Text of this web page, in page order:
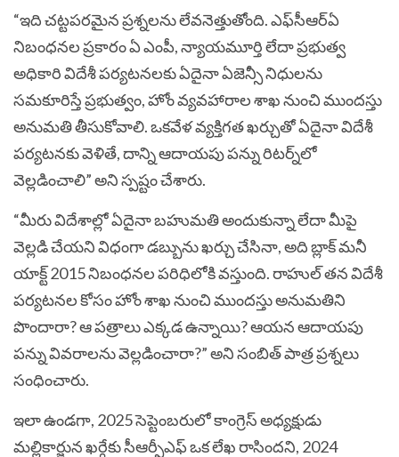
“ఇది చట్టపరమైన ప్రశ్నలను లేవనెత్తుతోంది. ఎఫ్‌సీఆర్‌ఏ
నిబంధనల ప్రకారం ఏ ఎంపీ, న్యాయమూర్తి లేదా ప్రభుత్వ
అధికారి విదేశీ పర్యటనలకు ఏదైనా ఏజెన్సీ నిధులను
సమకూరిస్తే ప్రభుత్వం, హోం వ్యవహారాల శాఖ నుంచి ముందస్తు
అనుమతి తీసుకోవాలి. ఒకవేళ వ్యక్తిగత ఖర్చుతో ఏదైనా విదేశీ
పర్యటనకు వెళితే, దాన్ని ఆదాయపు పన్ను రిటర్న్‌లో
వెల్లడించాలి” అని స్పష్టం చేశారు.
“మీరు విదేశాల్లో ఏదైనా బహుమతి అందుకున్నా లేదా మీపై
వెల్లడి చేయని విధంగా డబ్బును ఖర్చు చేసినా, అది బ్లాక్ మనీ
యాక్ట్ 2015 నిబంధనల పరిధిలోకి వస్తుంది. రాహుల్ తన విదేశీ
పర్యటనల కోసం హోం శాఖ నుంచి ముందస్తు అనుమతిని
పొందారా? ఆ పత్రాలు ఎక్కడ ఉన్నాయి? ఆయన ఆదాయపు
పన్ను వివరాలను వెల్లడించారా?” అని సంబిత్ పాత్ర ప్రశ్నలు
సంధించారు.
ఇలా ఉండగా, 2025 సెప్టెంబరులో కాంగ్రెస్ అధ్యక్షుడు
మల్లికార్జున ఖర్గేకు సీఆర్పీఎఫ్ ఒక లేఖ రాసిందని, 2024